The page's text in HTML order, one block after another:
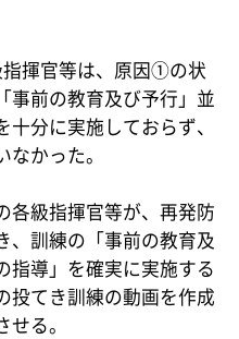
揮官等は、原因①の状
事前の教育及び予行」並
分に実施しておらず、
かった。
級指揮官等が、再発防
訓練の「事前の教育及
指導」を確実に実施する
投てき訓練の動画を作成
る。